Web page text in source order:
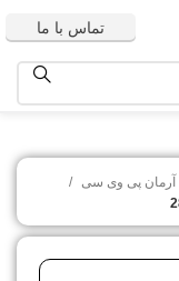
تماس با ما
آرمان پی وی سی